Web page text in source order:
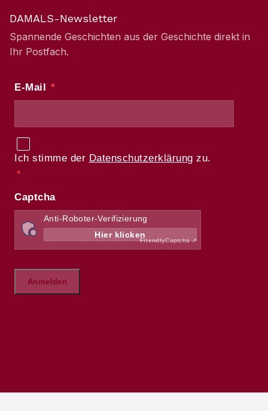
DAMALS-Newsletter
Spannende Geschichten aus der Geschichte direkt in
Ihr Postfach.